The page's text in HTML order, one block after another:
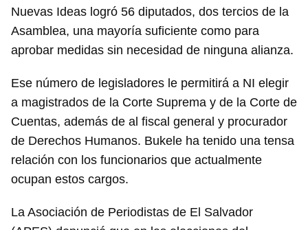
Nuevas Ideas logró 56 diputados, dos tercios de la
Asamblea, una mayoría suficiente como para
aprobar medidas sin necesidad de ninguna alianza.
Ese número de legisladores le permitirá a NI elegir
a magistrados de la Corte Suprema y de la Corte de
Cuentas, además de al fiscal general y procurador
de Derechos Humanos. Bukele ha tenido una tensa
relación con los funcionarios que actualmente
ocupan estos cargos.
La Asociación de Periodistas de El Salvador